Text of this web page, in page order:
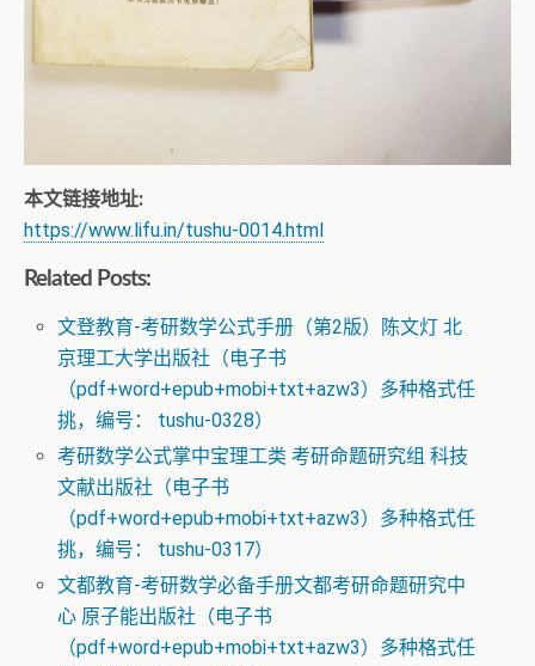
本文链接地址:
https://www.lifu.in/tushu-0014.html
Related Posts:
文登教育-考研数学公式手册（第2版）陈文灯 北
京理工大学出版社（电子书
（pdf+word+epub+mobi+txt+azw3）多种格式任
挑，编号： tushu-0328）
考研数学公式掌中宝理工类 考研命题研究组 科技
文献出版社（电子书
（pdf+word+epub+mobi+txt+azw3）多种格式任
挑，编号： tushu-0317）
文都教育-考研数学必备手册文都考研命题研究中
心 原子能出版社（电子书
（pdf+word+epub+mobi+txt+azw3）多种格式任